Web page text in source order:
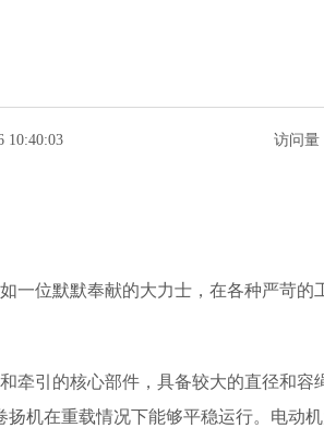
10:40:03 访问量
一位默默奉献的大力士，在各种严苛的
牵引的核心部件，具备较大的直径和容
机在重载情况下能够平稳运行。电动